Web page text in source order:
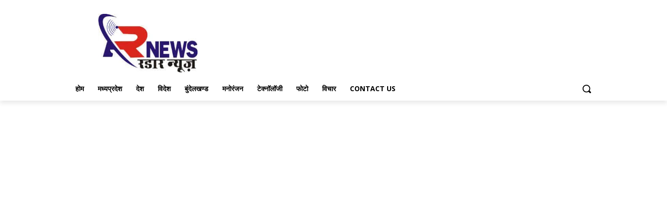
होम मध्यप्रदेश देश विदेश बुंदेलखण्ड मनोरंजन टेक्नॉलॉजी फोटो विचार CONTACT US